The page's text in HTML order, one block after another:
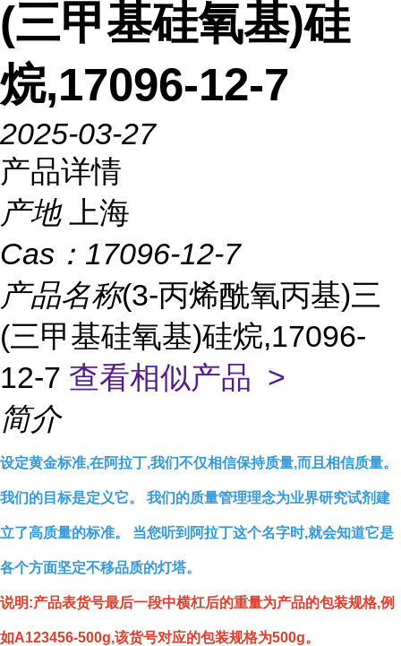
(三甲基硅氧基)硅
烷,17096-12-7
2025-03-27
产品详情
产地
上海
Cas： 17096-12-7
产品名称(3-丙烯酰氧丙基)三
(三甲基硅氧基)硅烷,17096-
12-7 查看相似产品 >
简介
设定黄金标准,在阿拉丁,我们不仅相信保持质量,而且相信质量。
我们的目标是定义它。 我们的质量管理理念为业界研究试剂建
立了高质量的标准。 当您听到阿拉丁这个名字时,就会知道它是
各个方面坚定不移品质的灯塔。
说明:产品表货号最后一段中横杠后的重量为产品的包装规格,例
如A123456-500g,该货号对应的包装规格为500g。